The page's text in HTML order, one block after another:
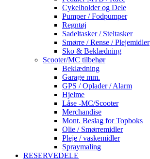
Cykelholder og Dele
Pumper / Fodpumper
Regntøj
Sadeltasker / Steltasker
Smørre / Rense / Plejemidler
Sko & Beklædning
Scooter/MC tilbehør
Beklædning
Garage mm.
GPS / Oplader / Alarm
Hjelme
Låse -MC/Scooter
Merchandise
Mont. Beslag for Topboks
Olie / Smørremidler
Pleje / vaskemidler
Spraymaling
RESERVEDELE